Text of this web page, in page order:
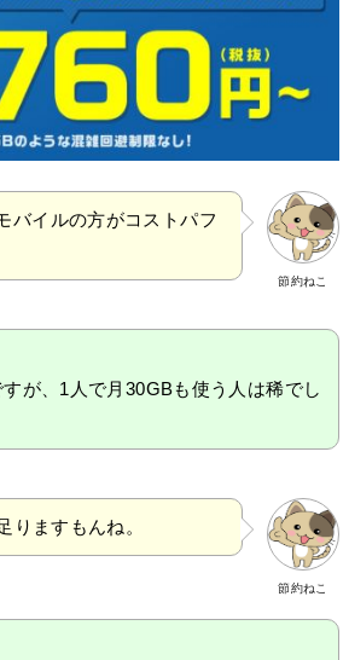
節約ねこ
バイルの方がコストパフ
が、1人で月30GBも使う人は稀でし
節約ねこ
りますもんね。